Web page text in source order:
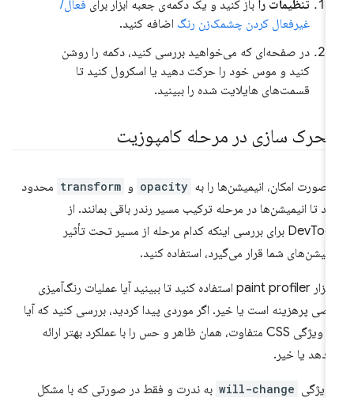
تنظیمات راباز کنید و یک دکمه‌ی جعبه ابزار برایفعال/
غیرفعال کردن چشمک‌زن رنگ اضافه کنید.
در صفحه‌ای که می‌خواهید بررسی کنید، دکمه را روشن
کنید و موس خود را حرکت دهید یا اسکرول کنید تا
قسمت‌های هایلایت شده را ببینید.
سازی در مرحله کامپوزیت
صورت امکان، انیمیشن‌ها را به opacity و transform محدود
تا انیمیشن‌ها در مرحله ترکیب مسیر رندر باقی بمانند. از
DevTools برای بررسی اینکه کدام مرحله از مسیر تحت تأثیر
شما قرار می‌گیرد، استفاده کنید.
از ابزار paint profiler استفاده کنید تا ببینید آیا عملیات رنگ‌آمیزی
پرهزینه است یا خیر. اگر موردی پیدا کردید، بررسی کنید که آیا
یک ویژگی CSS متفاوت، همان ظاهر و حس را با عملکرد بهتر ارائه
یا خیر.
ویژگی will-change به ندرت و فقط در صورتی که با مشکل